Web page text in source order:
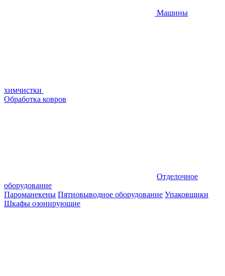
Машины
химчистки
Обработка ковров
Отделочное
оборудование
Пароманекены Пятновыводное оборудование Упаковщики
Шкафы озонирующие